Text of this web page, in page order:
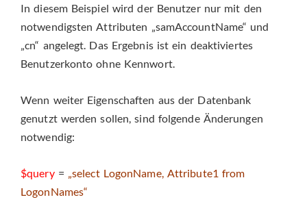
In diesem Beispiel wird der Benutzer nur mit den
notwendigsten Attributen „samAccountName“ und
„cn“ angelegt. Das Ergebnis ist ein deaktiviertes
Benutzerkonto ohne Kennwort.
Wenn weiter Eigenschaften aus der Datenbank
genutzt werden sollen, sind folgende Änderungen
notwendig:
$query=
„select LogonName, Attribute1 from
LogonNames“